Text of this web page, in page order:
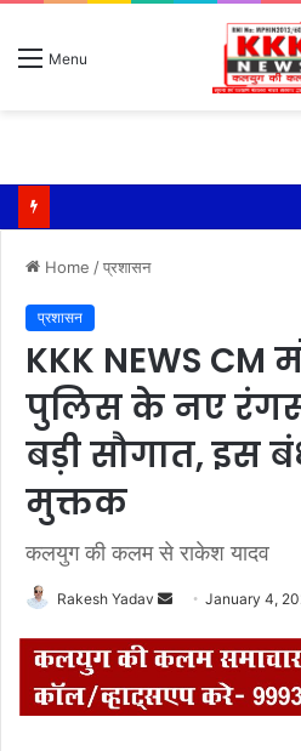
Menu
Home /प्रशासन
प्रशासन
KKK NEWS CM
पुलिस के नए
बड़ी सौगात, इस
मुक्तक
कलयुग की कलम से राकेश यादव
Rakesh Yadav
n
d
a
January 4,